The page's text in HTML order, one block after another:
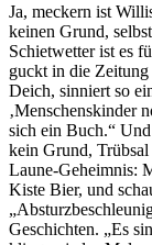
Ja, meckern ist
keinen Grund,
Schietwetter ist es
guckt in die
Deich, sinniert so
‚Menschenskinder
sich ein Buch.“
kein Grund, Trübsal
Laune-Geheimnis:
Kiste Bier, und
Geschichten. „Es